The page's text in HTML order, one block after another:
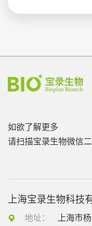
如欲了解更多
请扫描宝录生物微信二
上海宝录生物科技
地址：
上海市